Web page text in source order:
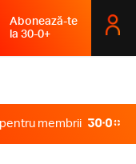
Abonează-te
la 30-0+
membrii